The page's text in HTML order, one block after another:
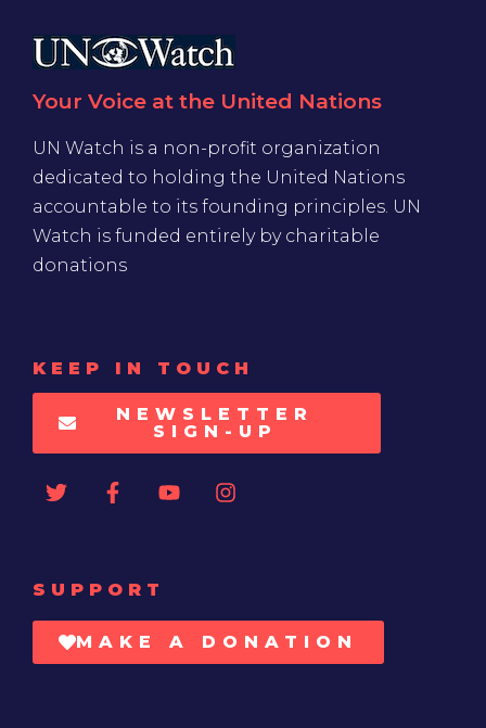
Your Voice at the United Nations
UN Watch is a non-profit organization
dedicated to holding the United Nations
accountable to its founding principles. UN
Watch is funded entirely by charitable
donations
KEEP IN TOUCH
NEWSLETTER
SIGN-UP
SUPPORT
MAKE A DONATION